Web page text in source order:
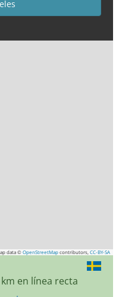
data ©OpenStreetMap contributors, CC-BY-SA
en línea recta